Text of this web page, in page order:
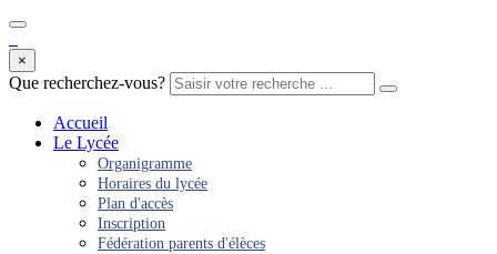
×
Que recherchez-vous?
Accueil
Le Lycée
Organigramme
Horaires du lycée
Plan d'accès
Inscription
Fédération parents d'élèces